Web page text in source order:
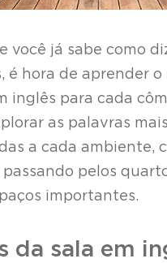
você já sabe como
é hora de aprender o
inglês para cada
as palavras
a cada ambiente,
passando pelos
importantes.
da sala em